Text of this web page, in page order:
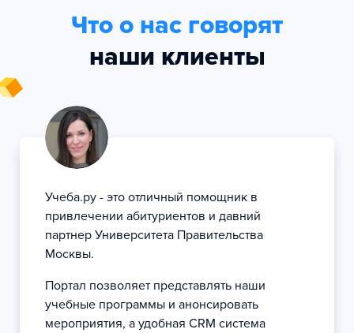
Что о нас говорят
наши клиенты
Учеба.ру - это отличный помощник в
привлечении абитуриентов и давний
партнер Университета Правительства
Москвы.
Портал позволяет представлять наши
учебные программы и анонсировать
мероприятия, а удобная CRM система